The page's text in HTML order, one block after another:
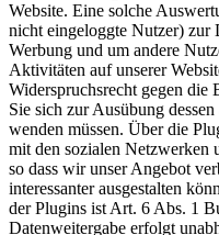
Website. Eine solche
nicht eingeloggte Nutzer) zur
Werbung und um andere
Aktivitäten auf unserer
Widerspruchsrecht gegen
Sie sich zur Ausübung
wenden müssen. Über die
mit den sozialen Netzwerken
so dass wir unser Angebot
interessanter ausgestalten
der Plugins ist Art. 6 Abs. 1
Datenweitergabe erfolgt